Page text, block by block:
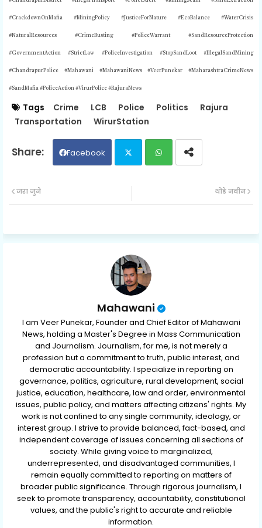
#CrackdownOnMafia #MiningPolicy #JusticeForNature #EcoBalance #WaterCrisis
#NaturalResources #CrimeBusting #PoliceWarrant #SandResourceProtection
#GovernmentAction #StrictLaw #PoliceInvestigation #StopSandLoot #IllegalSandMining
#ChandrapurPolice #Mahawani #MahawaniNews #VeerPunekar #MaharashtraCrimeNews
#SandMafia #PoliceAction #VirurPolice #RajuraNews
Tags Crime LCB Police Politics
Rajura
Transportation
WirurStation
Facebook
ap
थोडे नवीन
जरा जुने
Mahawani
I am Veer Punekar, Founder and Chief Editor of Mahawani
News, holding a Master's Degree in Mass Communication
and Journalism. Journalism, for me, is not merely a
profession but a commitment to truth, public interest, and
democratic accountability. I specialize in reporting on
governance, politics, agriculture, rural development, social
justice, education, healthcare, law and order, environmental
issues, public policy, and matters affecting citizens' rights. My
work is not confined to any single community, ideology, or
interest group. I strive to provide balanced, fact-based, and
independent coverage of issues concerning all sections of
society. While giving voice to marginalized,
underrepresented, and disadvantaged communities, I
remain equally committed to reporting on matters of
broader public significance. Through rigorous journalism, I
seek to promote transparency, accountability, constitutional
values, and the public's right to accurate and reliable
information.